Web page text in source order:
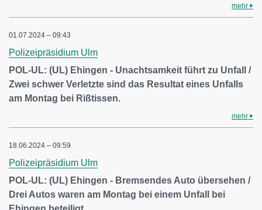
mehr
01.07.2024 – 09:43
Polizeipräsidium Ulm
POL-UL: (UL) Ehingen - Unachtsamkeit führt zu Unfall /
Zwei schwer Verletzte sind das Resultat eines Unfalls
am Montag bei Rißtissen.
mehr
18.06.2024 – 09:59
Polizeipräsidium Ulm
POL-UL: (UL) Ehingen - Bremsendes Auto übersehen /
Drei Autos waren am Montag bei einem Unfall bei